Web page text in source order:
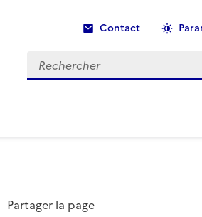
Contact
Rechercher
Partager la page